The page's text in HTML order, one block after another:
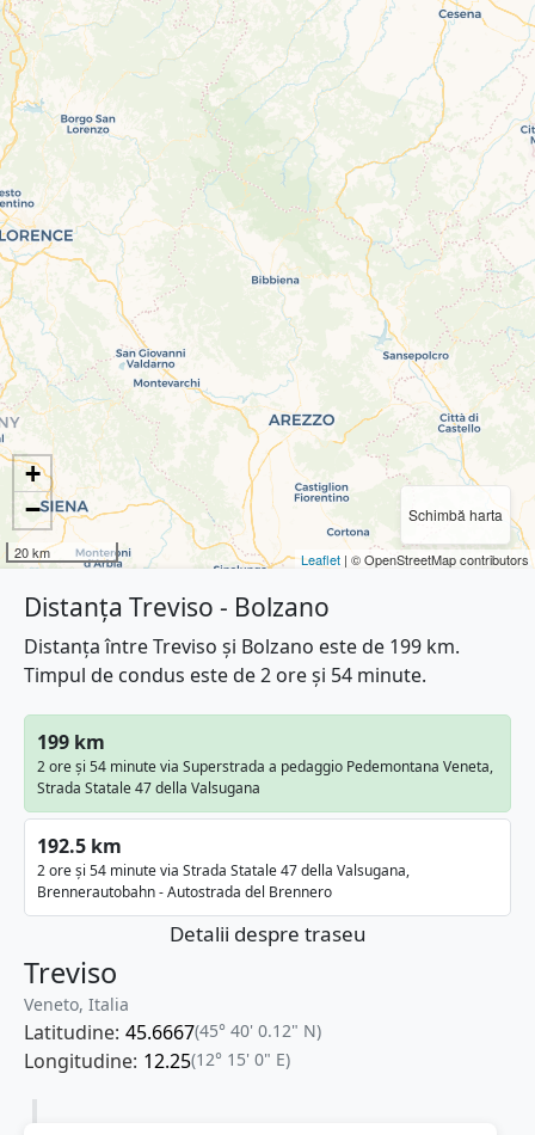
Schimbă harta
+
−
20 km Leaflet | © OpenStreetMap contributors
Distanța Treviso - Bolzano
Distanța între Treviso și Bolzano este de 199 km.
Timpul de condus este de 2 ore și 54 minute.
199 km
2 ore și 54 minute via Superstrada a pedaggio Pedemontana Veneta,
Strada Statale 47 della Valsugana
192.5 km
2 ore și 54 minute via Strada Statale 47 della Valsugana,
Brennerautobahn - Autostrada del Brennero
Detalii despre traseu
Treviso
Veneto, Italia
Latitudine: 45.6667(45° 40' 0.12" N)
Longitudine: 12.25(12° 15' 0" E)